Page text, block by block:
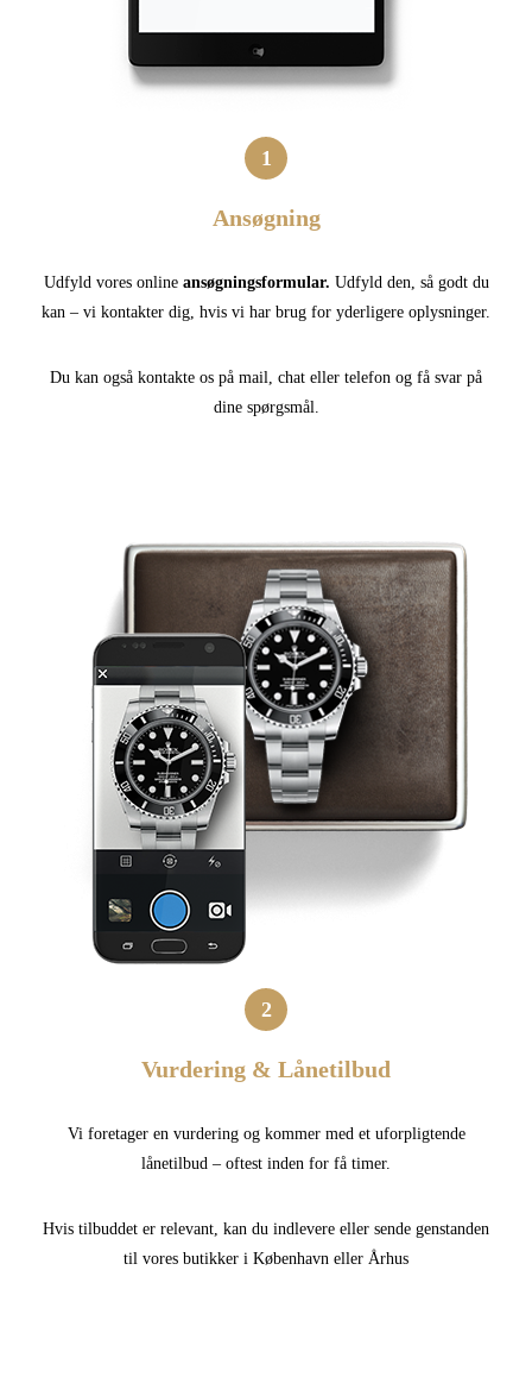
1
Ansøgning
Udfyld vores online ansøgningsformular. Udfyld den, så godt du
kan – vi kontakter dig, hvis vi har brug for yderligere oplysninger.
Du kan også kontakte os på mail, chat eller telefon og få svar på
dine spørgsmål.
2
Vurdering & Lånetilbud
Vi foretager en vurdering og kommer med et uforpligtende
lånetilbud – oftest inden for få timer.
Hvis tilbuddet er relevant, kan du indlevere eller sende genstanden
til vores butikker i København eller Århus